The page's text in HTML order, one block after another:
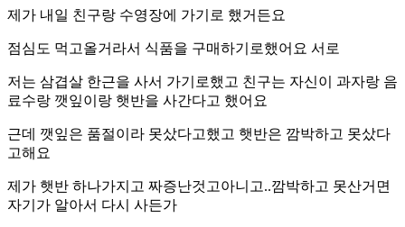
제가 내일 친구랑 수영장에 가기로 했거든요
점심도 먹고올거라서 식품을 구매하기로했어요 서로
저는 삼겹살 한근을 사서 가기로했고 친구는 자신이 과자랑 음
료수랑 깻잎이랑 햇반을 사간다고 했어요
근데 깻잎은 품절이라 못샀다고했고 햇반은 깜박하고 못샀다
고해요
제가 햇반 하나가지고 짜증난것고아니고..깜박하고 못산거면
자기가 알아서 다시 사든가